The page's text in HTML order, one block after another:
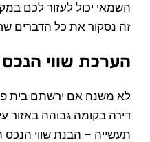
השמאי יכול לעזור לכם
זה נסקור את כל הדברים
הערכת שווי הנכס
לא משנה אם ירשתם בית
דירה בקומה גבוהה באזור
תעשייה – הבנת שווי הנכס